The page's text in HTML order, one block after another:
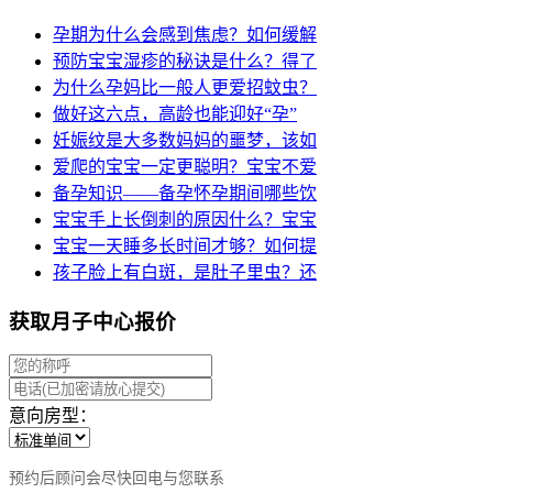
孕期为什么会感到焦虑？如何缓解
预防宝宝湿疹的秘诀是什么？得了
为什么孕妈比一般人更爱招蚊虫？
做好这六点，高龄也能迎好“孕”
妊娠纹是大多数妈妈的噩梦，该如
爱爬的宝宝一定更聪明？宝宝不爱
备孕知识——备孕怀孕期间哪些饮
宝宝手上长倒刺的原因什么？宝宝
宝宝一天睡多长时间才够？如何提
孩子脸上有白斑，是肚子里虫？还
获取月子中心报价
意向房型：
预约后顾问会尽快回电与您联系